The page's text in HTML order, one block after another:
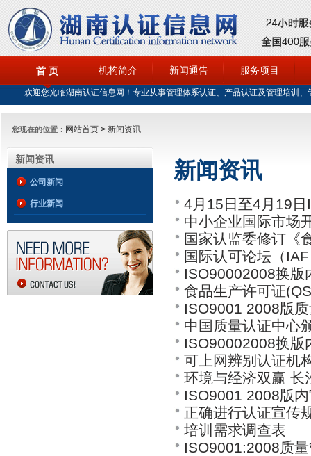
首 页
欢迎您光临湖南认证信息网！专业从事管理体系认证、产品认证及管理培训
机构简介 新闻通告 服务项目
您现在的位置： 网站首页 > 新闻资讯
新闻资讯
公司新闻
行业新闻
新闻资讯
4月15日至4月19
内审员招生
中小企业国际市场
国家认监委修订《
国际认可论坛（
ISO90002008换版
训通知1.pdf
食品生产许可证
ISO9001 2008版
中国质量认证中心
ISO90002008换版
知
可上网辨别认证机
环境与经济双赢 长
ISO9001 2008版
正确进行认证宣传
培训需求调查表
ISO9001:2008质